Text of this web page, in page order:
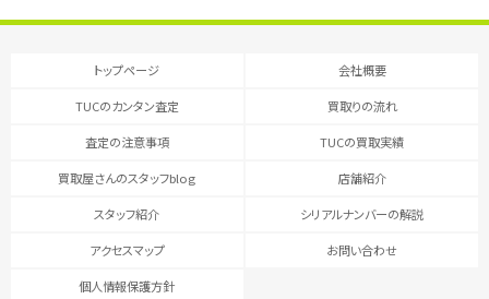
トップページ 会社概要
TUCのカンタン査定 買取りの流れ
査定の注意事項 TUCの買取実績
買取屋さんのスタッフblog 店舗紹介
スタッフ紹介 シリアルナンバーの解説
アクセスマップ お問い合わせ
個人情報保護方針